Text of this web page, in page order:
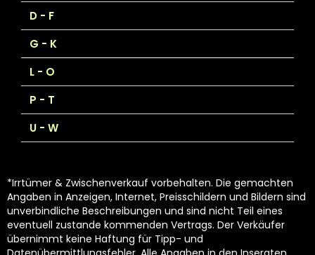
D - F
G - K
L - O
P - T
U - W
*Irrtümer & Zwischenverkauf vorbehalten. Die gemachten
Angaben in Anzeigen, Internet, Preisschildern und Bildern sind
unverbindliche Beschreibungen und sind nicht Teil eines
eventuell zustande kommenden Vertrags. Der Verkäufer
übernimmt keine Haftung für Tipp- und